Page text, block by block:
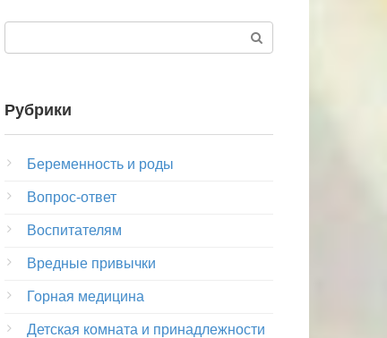
Рубрики
Беременность и роды
Вопрос-ответ
Воспитателям
Вредные привычки
Горная медицина
Детская комната и принадлежности